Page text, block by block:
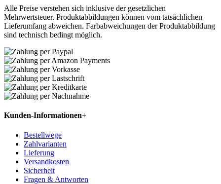
Alle Preise verstehen sich inklusive der gesetzlichen
Mehrwertsteuer. Produktabbildungen können vom tatsächlichen
Lieferumfang abweichen. Farbabweichungen der Produktabbildung
sind technisch bedingt möglich.
Kunden-Informationen+
Bestellwege
Zahlvarianten
Lieferung
Versandkosten
Sicherheit
Fragen & Antworten